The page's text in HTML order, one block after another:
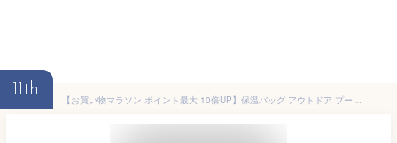
11th
【お買い物マラソン ポイント最大 10倍UP】保温バッグ アウトドア プールバッグ ピクニックパーク バッグ ジムバッグ レディース ビーチバック 保温保冷 ビーチバッグ 保冷バッグ スポーツ トートバッグ 水泳バッグ ブラック 2ルーム構成